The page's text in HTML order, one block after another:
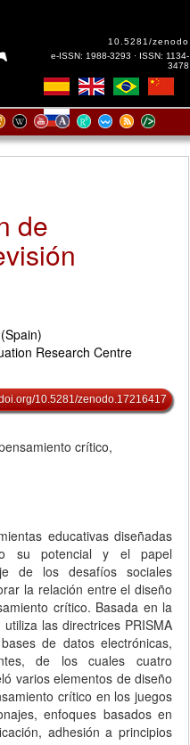
10.5281/zenodo
e-ISSN: 1988-3293 · ISSN: 1134-
3478
de
Research Centre
10.5281/zenodo.17216417
crítico,
educativas diseñadas
su potencial y el papel
de los desafíos sociales
la relación entre el diseño
crítico. Basada en la
las directrices PRISMA
de datos electrónicas,
de los cuales cuatro
varios elementos de diseño
crítico en los juegos
enfoques basados en
adhesión a principios